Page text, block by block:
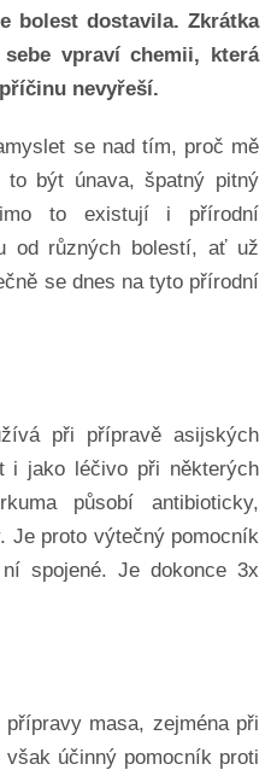
bolest dostavila. Zkrátka
vpraví chemii, která
nevyřeší.
se nad tím, proč mě
být únava, špatný pitný
to existují i přírodní
od různých bolestí, ať už
se dnes na tyto přírodní
při přípravě asijských
i jako léčivo při některých
působí antibioticky,
Je proto výtečný pomocník
spojené. Je dokonce 3x
masa, zejména při
účinný pomocník proti